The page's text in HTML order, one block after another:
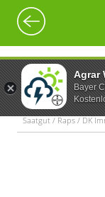
Agrar
Bayer
Saatgut / Raps / DK